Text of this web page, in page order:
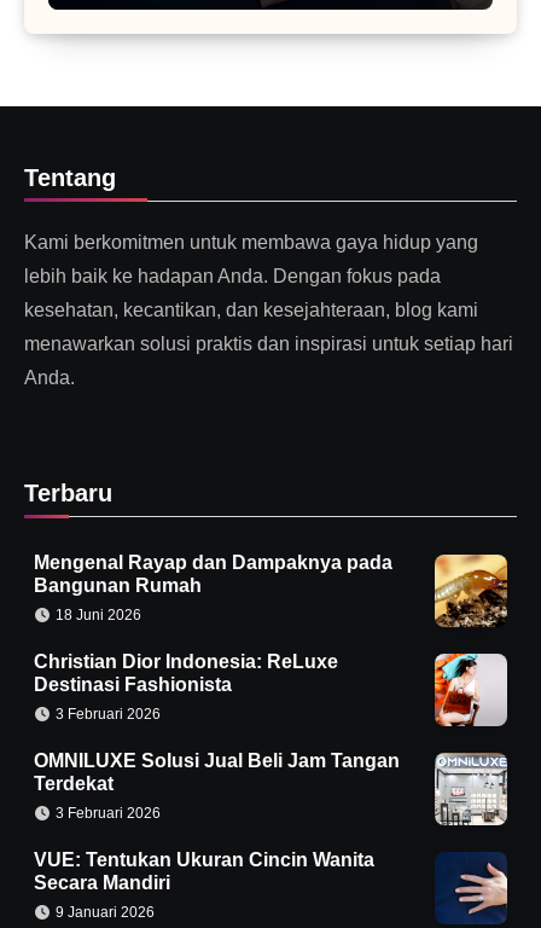
Tentang
Kami berkomitmen untuk membawa gaya hidup yang
lebih baik ke hadapan Anda. Dengan fokus pada
kesehatan, kecantikan, dan kesejahteraan, blog kami
menawarkan solusi praktis dan inspirasi untuk setiap hari
Anda.
Terbaru
Mengenal Rayap dan Dampaknya pada
Bangunan Rumah
18 Juni 2026
Christian Dior Indonesia: ReLuxe
Destinasi Fashionista
3 Februari 2026
OMNILUXE Solusi Jual Beli Jam Tangan
Terdekat
3 Februari 2026
VUE: Tentukan Ukuran Cincin Wanita
Secara Mandiri
9 Januari 2026